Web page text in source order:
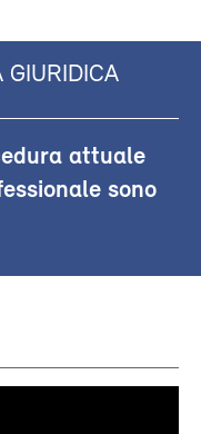
GIURIDICA
attuale
sono